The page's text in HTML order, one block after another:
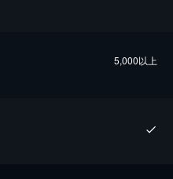
5,000以上